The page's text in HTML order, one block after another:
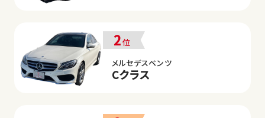
2位
メルセデスベンツ
Cクラス